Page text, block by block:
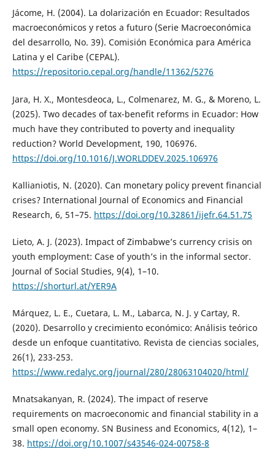
Jácome, H. (2004). La dolarización en Ecuador: Resultados
macroeconómicos y retos a futuro (Serie Macroeconómica
del desarrollo, No. 39). Comisión Económica para América
Latina y el Caribe (CEPAL).
https://repositorio.cepal.org/handle/11362/5276
Jara, H. X., Montesdeoca, L., Colmenarez, M. G., & Moreno, L.
(2025). Two decades of tax-benefit reforms in Ecuador: How
much have they contributed to poverty and inequality
reduction? World Development, 190, 106976.
https://doi.org/10.1016/J.WORLDDEV.2025.106976
Kallianiotis, N. (2020). Can monetary policy prevent financial
crises? International Journal of Economics and Financial
Research, 6, 51–75. https://doi.org/10.32861/ijefr.64.51.75
Lieto, A. J. (2023). Impact of Zimbabwe’s currency crisis on
youth employment: Case of youth’s in the informal sector.
Journal of Social Studies, 9(4), 1–10.
https://shorturl.at/YER9A
Márquez, L. E., Cuetara, L. M., Labarca, N. J. y Cartay, R.
(2020). Desarrollo y crecimiento económico: Análisis teórico
desde un enfoque cuantitativo. Revista de ciencias sociales,
26(1), 233-253.
https://www.redalyc.org/journal/280/28063104020/html/
Mnatsakanyan, R. (2024). The impact of reserve
requirements on macroeconomic and financial stability in a
small open economy. SN Business and Economics, 4(12), 1–
38. https://doi.org/10.1007/s43546-024-00758-8